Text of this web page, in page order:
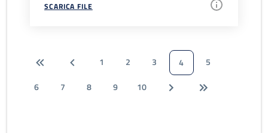
SCARICA FILE
1 2 3 4
5
6
7 8 9 10